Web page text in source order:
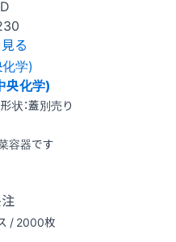
る
化学)
状：蓋別売り
容器です
/ 2000枚